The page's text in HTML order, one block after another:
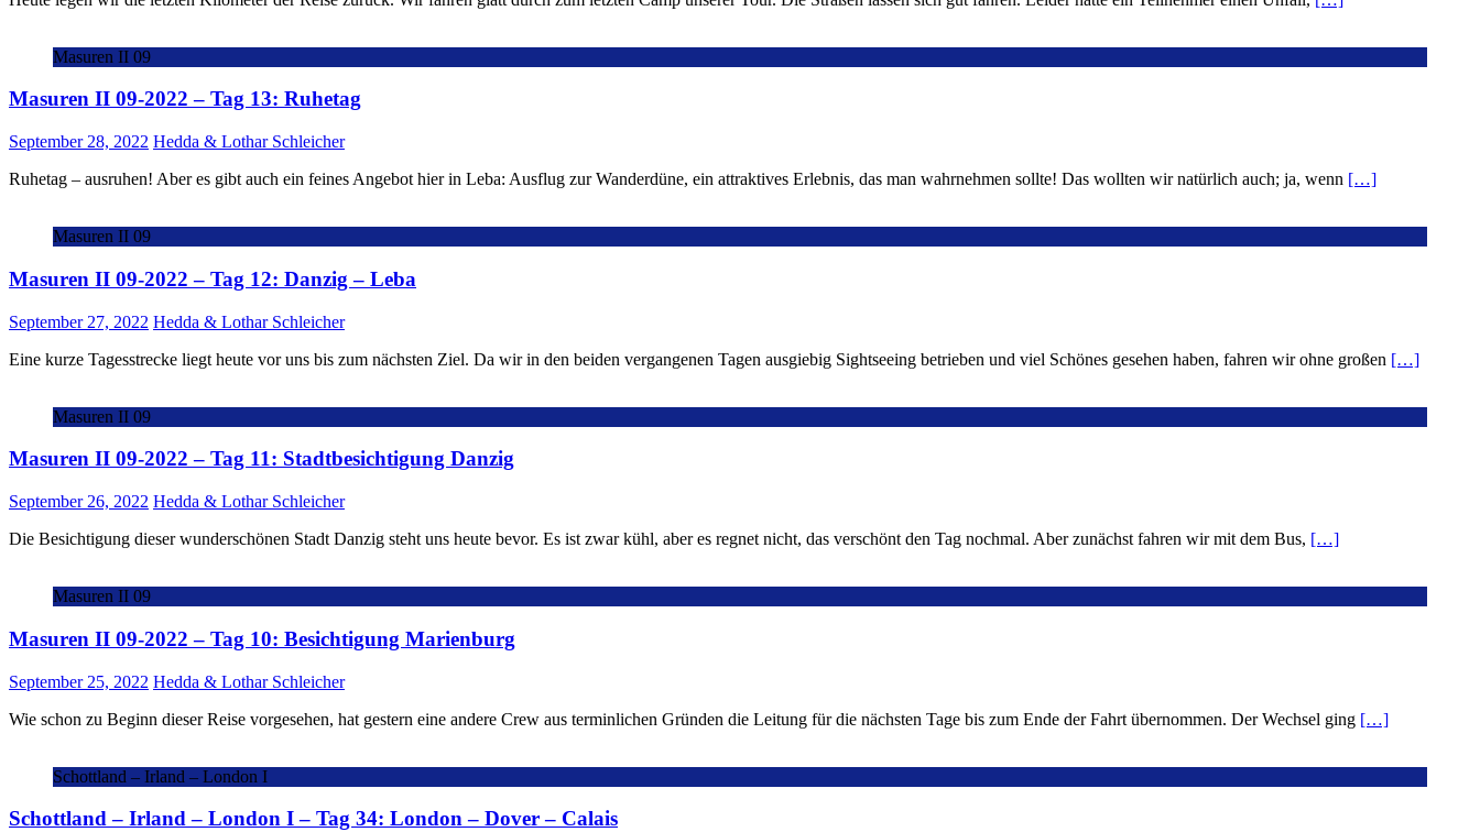
Masuren II 09
Masuren II 09-2022 – Tag 13: Ruhetag
September 28, 2022 Hedda & Lothar Schleicher
Ruhetag – ausruhen! Aber es gibt auch ein feines Angebot hier in Leba: Ausflug zur Wanderdüne, ein attraktives Erlebnis, das man wahrnehmen sollte! Das wollten wir natürlich auch; ja, wenn […]
Masuren II 09
Masuren II 09-2022 – Tag 12: Danzig – Leba
September 27, 2022 Hedda & Lothar Schleicher
Eine kurze Tagesstrecke liegt heute vor uns bis zum nächsten Ziel. Da wir in den beiden vergangenen Tagen ausgiebig Sightseeing betrieben und viel Schönes gesehen haben, fahren wir ohne großen […]
Masuren II 09
Masuren II 09-2022 – Tag 11: Stadtbesichtigung Danzig
September 26, 2022 Hedda & Lothar Schleicher
Die Besichtigung dieser wunderschönen Stadt Danzig steht uns heute bevor. Es ist zwar kühl, aber es regnet nicht, das verschönt den Tag nochmal. Aber zunächst fahren wir mit dem Bus, […]
Masuren II 09
Masuren II 09-2022 – Tag 10: Besichtigung Marienburg
September 25, 2022 Hedda & Lothar Schleicher
Wie schon zu Beginn dieser Reise vorgesehen, hat gestern eine andere Crew aus terminlichen Gründen die Leitung für die nächsten Tage bis zum Ende der Fahrt übernommen. Der Wechsel ging […]
Schottland – Irland – London I
Schottland – Irland – London I – Tag 34: London – Dover – Calais